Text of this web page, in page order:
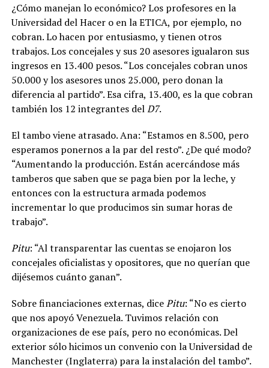
¿Cómo manejan lo económico? Los profesores en la
Universidad del Hacer o en la ETICA, por ejemplo, no
cobran. Lo hacen por entusiasmo, y tienen otros
trabajos. Los concejales y sus 20 asesores igualaron sus
ingresos en 13.400 pesos. “Los concejales cobran unos
50.000 y los asesores unos 25.000, pero donan la
diferencia al partido”. Esa cifra, 13.400, es la que cobran
también los 12 integrantes delD7.
El tambo viene atrasado. Ana: “Estamos en 8.500, pero
esperamos ponernos a la par del resto”. ¿De qué modo?
“Aumentando la producción. Están acercándose más
tamberos que saben que se paga bien por la leche, y
entonces con la estructura armada podemos
incrementar lo que producimos sin sumar horas de
trabajo”.
Pitu: “Al transparentar las cuentas se enojaron los
concejales oficialistas y opositores, que no querían que
dijésemos cuánto ganan”.
Sobre financiaciones externas, dicePitu: “No es cierto
que nos apoyó Venezuela. Tuvimos relación con
organizaciones de ese país, pero no económicas. Del
exterior sólo hicimos un convenio con la Universidad de
Manchester (Inglaterra) para la instalación del tambo”.